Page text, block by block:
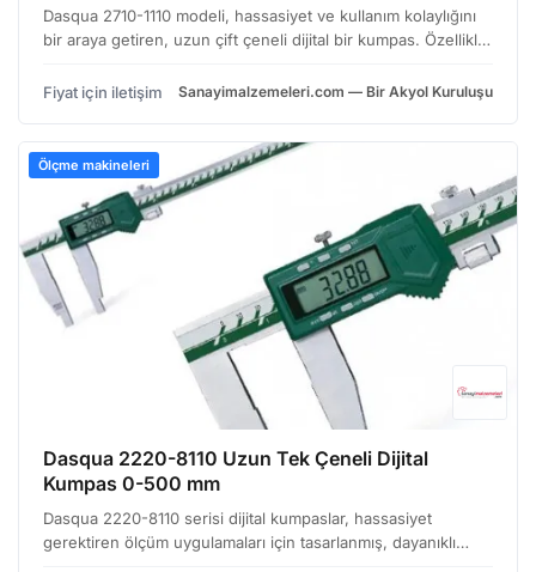
Dasqua 2710-1110 modeli, hassasiyet ve kullanım kolaylığını
bir araya getiren, uzun çift çeneli dijital bir kumpas. Özellikle
profesyoneller için tasarlanmış.…
Fiyat için iletişim Sanayimalzemeleri.com — Bir Akyol Kuruluşu
Ölçme makineleri
Dasqua 2220-8110 Uzun Tek Çeneli Dijital
Kumpas 0-500 mm
Dasqua 2220-8110 serisi dijital kumpaslar, hassasiyet
gerektiren ölçüm uygulamaları için tasarlanmış, dayanıklı